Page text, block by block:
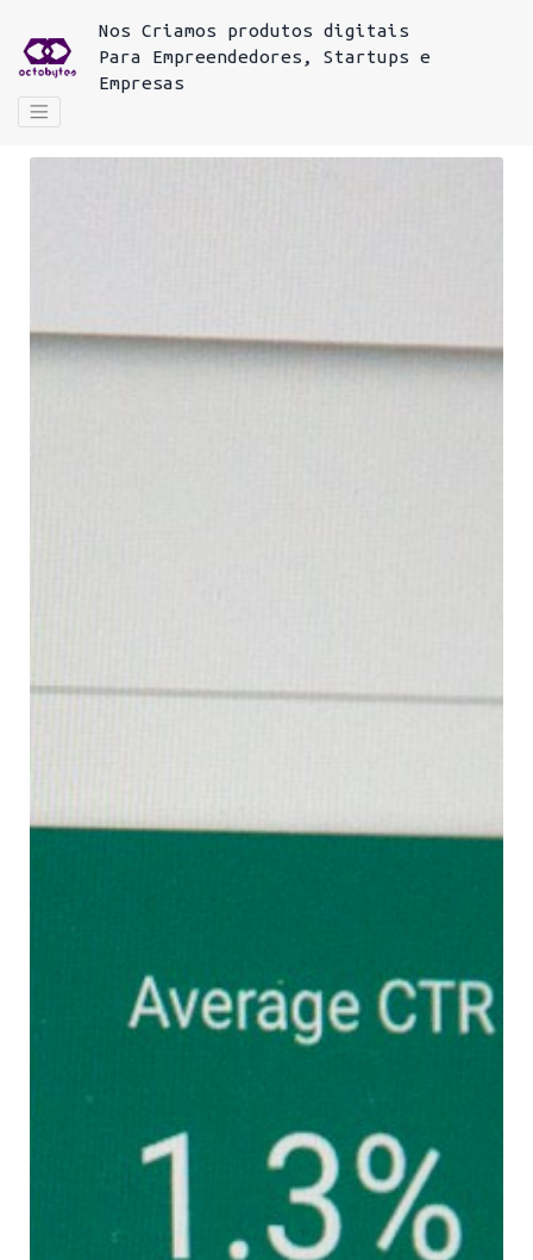
NosCriamos produtos digitais
Para
Empreendedores, Startups e
Empresas